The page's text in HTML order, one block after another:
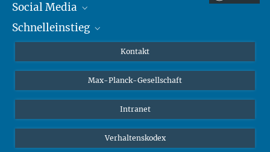
Social Media
Mastodon
Schnelleinstieg
Studierende
Schüler*innen
Öffentlichkeit
Alumnae | Alumni
Kontakt
Max-Planck-Gesellschaft
Intranet
Verhaltenskodex